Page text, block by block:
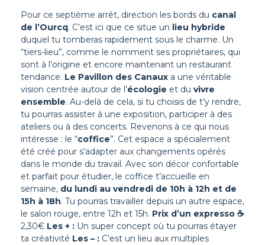
Pour ce septième arrêt, direction les bords du canal
de l’Ourcq. C’est ici que ce situe un lieu hybride
duquel tu tomberas rapidement sous le charme. Un
“tiers-lieu”, comme le nomment ses propriétaires, qui
sont à l’origine et encore maintenant un restaurant
tendance. Le Pavillon des Canaux a une véritable
vision centrée autour de l’écologie et du vivre
ensemble. Au-delà de cela, si tu choisis de t’y rendre,
tu pourras assister à une exposition, participer à des
ateliers ou à des concerts. Revenons à ce qui nous
intéresse : le “coffice”. Cet espace a spécialement
été créé pour s’adapter aux changements opérés
dans le monde du travail. Avec son décor confortable
et parfait pour étudier, le coffice t’accueille en
semaine, du lundi au vendredi de 10h à 12h et de
15h à 18h. Tu pourras travailler depuis un autre espace,
le salon rouge, entre 12h et 15h. Prix d’un expresso ☕
2,30€ Les + : Un super concept où tu pourras étayer
ta créativité Les – : C’est un lieu aux multiples